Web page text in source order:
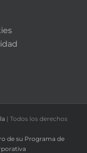
| Todos los derechos
de su Programa de